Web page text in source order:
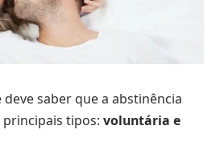
saber que a abstinência
principais tipos: voluntária e